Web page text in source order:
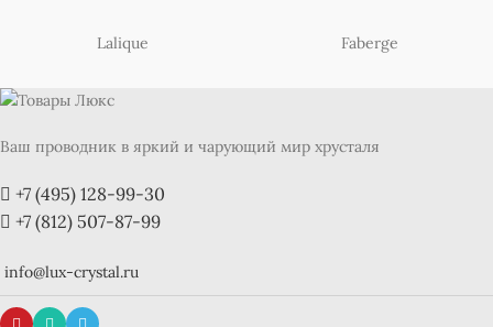
Lalique Faberge
Ваш проводник в яркий и чарующий мир хрусталя
+7 (495) 128-99-30
+7 (812) 507-87-99
info@lux-crystal.ru